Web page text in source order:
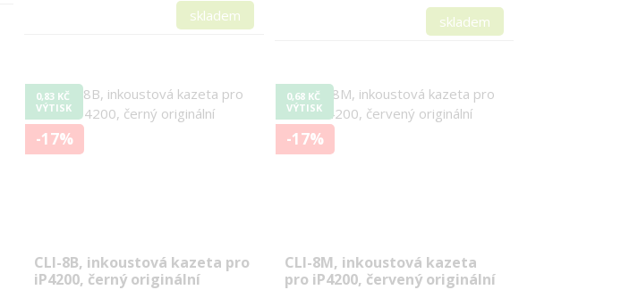
skladem skladem
0,83 KČ
VÝTISK
-17%
CLI-8B, inkoustová kazeta pro
iP4200, černý originální
0,68 KČ
VÝTISK
-17%
CLI-8M, inkoustová kazeta
pro iP4200, červený originální